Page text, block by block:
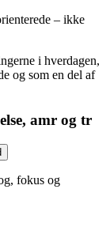
– ikke
i hverdagen,
og som en del af
amr og tr
fokus og